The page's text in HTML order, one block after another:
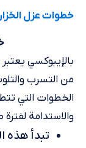
خطوات عزل
بالإيبوكسي
من التسرب
الخطوات التي
والاستدامة
تبدأ هذه